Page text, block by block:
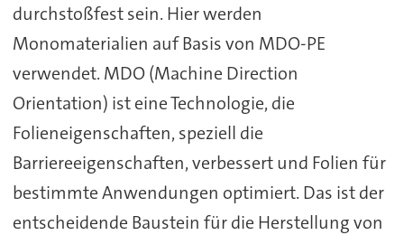
durchstoßfest sein. Hier werden
Monomaterialien auf Basis von MDO-PE
verwendet. MDO (Machine Direction
Orientation) ist eine Technologie, die
Folieneigenschaften, speziell die
Barriereeigenschaften, verbessert und Folien für
bestimmte Anwendungen optimiert. Das ist der
entscheidende Baustein für die Herstellung von